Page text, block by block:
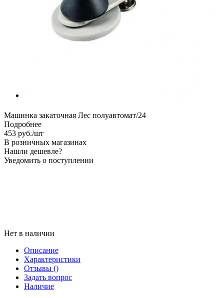
Машинка закаточная Лес полуавтомат/24
Подробнее
453 руб./шт
В розничных магазинах
Нашли дешевле?
Уведомить о поступлении
Нет в наличии
Описание
Характеристики
Отзывы ()
Задать вопрос
Наличие